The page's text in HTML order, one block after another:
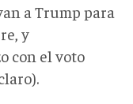
a Trump para
y
con el voto